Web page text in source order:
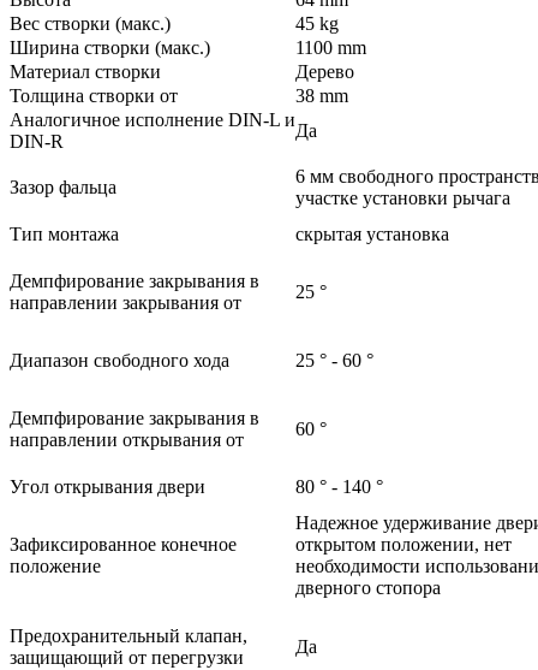
Вес створки (макс.)
45 kg
Ширина створки (макс.)
1100 mm
Материал створки
Дерево
Толщина створки от
38 mm
Аналогичное исполнение DIN-L и
DIN-R
Да
Зазор фальца
6 мм свободного
участке установки рычага
Тип монтажа
скрытая установка
Демпфирование закрывания в
направлении закрывания от
25 °
Диапазон свободного хода 25 ° - 60 °
Демпфирование закрывания в
направлении открывания от
60 °
Угол открывания двери 80 ° - 140 °
Зафиксированное конечное
положение
Надежное удерживание
открытом положении, нет
необходимости
дверного стопора
Предохранительный клапан,
защищающий от перегрузки
Да